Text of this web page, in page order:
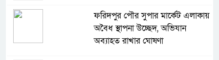
ফরিদপুর পৌর সুপার মার্কেট এলাকায়
অবৈধ স্থাপনা উচ্ছেদ, অভিযান
অব্যাহত রাখার ঘোষণা